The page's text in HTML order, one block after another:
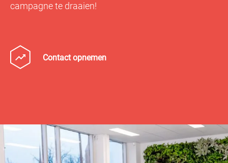
campagne te draaien!
Contact opnemen